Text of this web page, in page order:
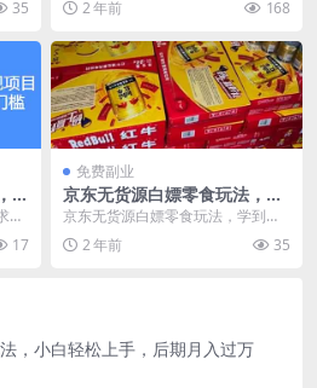
35
不少老铁舍去某音...
2 年前 168
需
17
免费副业
京东无货源白嫖零食玩法，学
到就是赚到！
京东无货源白嫖零食玩法，学到就
是赚到！ 今天更新一期京东撸零食
玩法 京东有一种规...
2 年前 35
，小白轻松上手，后期月入过万